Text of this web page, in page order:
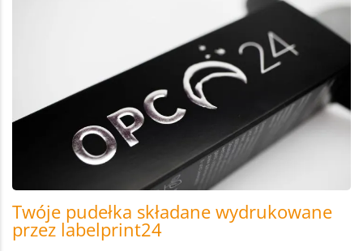
Twóje pudełka składane wydrukowane
przez labelprint24